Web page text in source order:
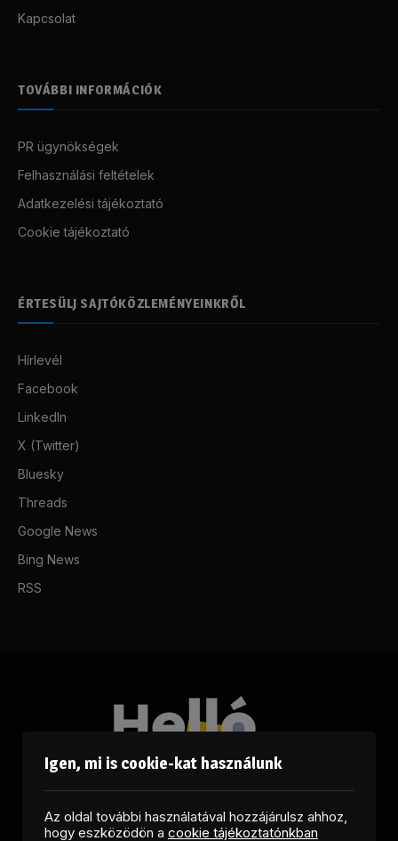
Kapcsolat
TOVÁBBI INFORMÁCIÓK
PR ügynökségek
Felhasználási feltételek
Adatkezelési tájékoztató
Cookie tájékoztató
ÉRTESÜLJ SAJTÓKÖZLEMÉNYEINKRŐL
Hírlevél
Facebook
LinkedIn
X (Twitter)
Bluesky
Threads
Google News
Bing News
RSS
Igen, mi is cookie-kat használunk
Az oldal további használatával hozzájárulsz ahhoz,
hogy eszközödön a cookie tájékoztatónkban